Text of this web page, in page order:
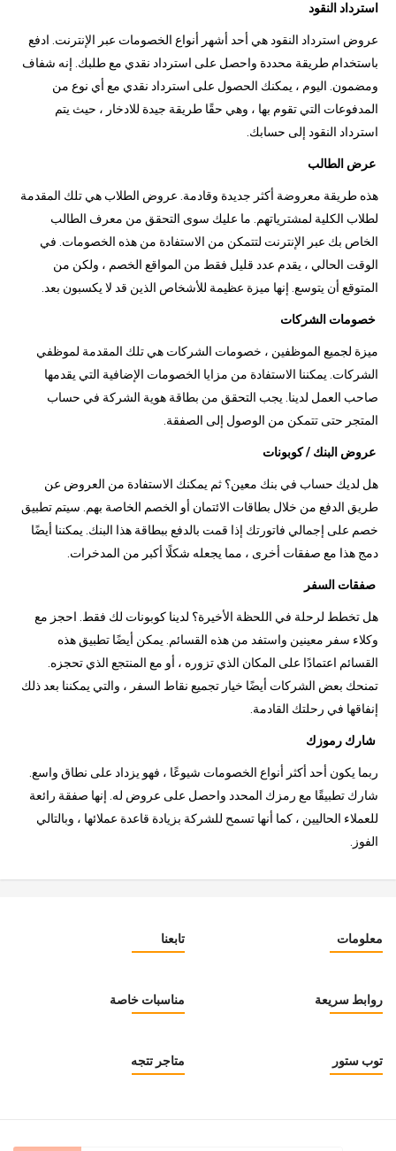
استرداد النقود
عروض استرداد النقود هي أحد أشهر أنواع الخصومات عبر الإنترنت. ادفع
باستخدام طريقة محددة واحصل على استرداد نقدي مع طلبك. إنه شفاف
ومضمون. اليوم ، يمكنك الحصول على استرداد نقدي مع أي نوع من
المدفوعات التي تقوم بها ، وهي حقًا طريقة جيدة للادخار ، حيث يتم
استرداد النقود إلى حسابك.
عرض الطالب
هذه طريقة معروضة أكثر جديدة وقادمة. عروض الطلاب هي تلك المقدمة
لطلاب الكلية لمشترياتهم. ما عليك سوى التحقق من معرف الطالب
الخاص بك عبر الإنترنت لتتمكن من الاستفادة من هذه الخصومات. في
الوقت الحالي ، يقدم عدد قليل فقط من المواقع الخصم ، ولكن من
المتوقع أن يتوسع. إنها ميزة عظيمة للأشخاص الذين قد لا يكسبون بعد.
خصومات الشركات
ميزة لجميع الموظفين ، خصومات الشركات هي تلك المقدمة لموظفي
الشركات. يمكننا الاستفادة من مزايا الخصومات الإضافية التي يقدمها
صاحب العمل لدينا. يجب التحقق من بطاقة هوية الشركة في حساب
المتجر حتى تتمكن من الوصول إلى الصفقة.
عروض البنك / كوبونات
هل لديك حساب في بنك معين؟ ثم يمكنك الاستفادة من العروض عن
طريق الدفع من خلال بطاقات الائتمان أو الخصم الخاصة بهم. سيتم تطبيق
خصم على إجمالي فاتورتك إذا قمت بالدفع ببطاقة هذا البنك. يمكننا أيضًا
دمج هذا مع صفقات أخرى ، مما يجعله شكلًا أكبر من المدخرات.
صفقات السفر
هل تخطط لرحلة في اللحظة الأخيرة؟ لدينا كوبونات لك فقط. احجز مع
وكلاء سفر معينين واستفد من هذه القسائم. يمكن أيضًا تطبيق هذه
القسائم اعتمادًا على المكان الذي تزوره ، أو مع المنتجع الذي تحجزه.
تمنحك بعض الشركات أيضًا خيار تجميع نقاط السفر ، والتي يمكننا بعد ذلك
إنفاقها في رحلتك القادمة.
شارك رموزك
ربما يكون أحد أكثر أنواع الخصومات شيوعًا ، فهو يزداد على نطاق واسع.
شارك تطبيقًا مع رمزك المحدد واحصل على عروض له. إنها صفقة رائعة
للعملاء الحاليين ، كما أنها تسمح للشركة بزيادة قاعدة عملائها ، وبالتالي
الفوز.
تابعنا معلومات
مناسبات خاصة روابط سريعة
متاجر تتجه توب ستور